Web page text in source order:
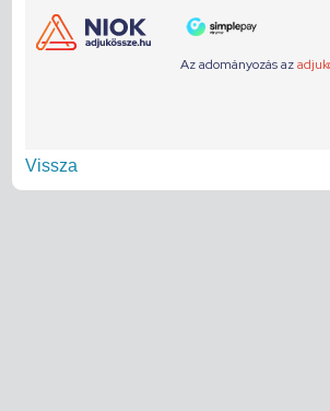
Vissza